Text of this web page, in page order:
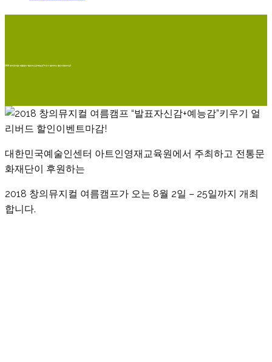
2018 창의뮤지컬 여름캠프 “발표자신감+예능감”키우기 얼리버드 할인이벤트마감!
대한민국예술인센터 아트인영재교육원에서 주최하고 전통문
화재단이 후원하는
2018 창의뮤지컬 여름캠프가 오는 8월 2일 – 25일까지 개최
합니다.